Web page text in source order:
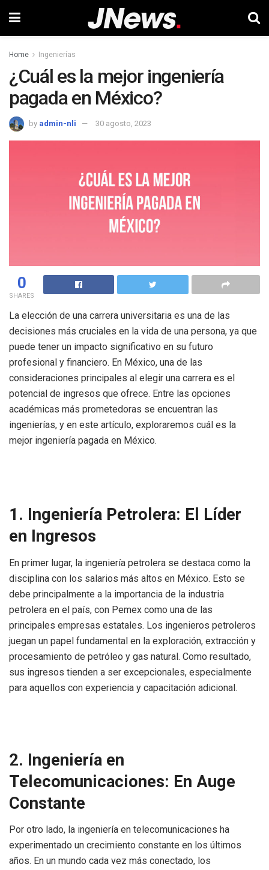
Home Ingenierías
¿Cuál es la mejor ingeniería
pagada en México?
by admin-nli 30 agosto, 2023
0
SHARES
La elección de una carrera universitaria es una de las
decisiones más cruciales en la vida de una persona, ya que
puede tener un impacto significativo en su futuro
profesional y financiero. En México, una de las
consideraciones principales al elegir una carrera es el
potencial de ingresos que ofrece. Entre las opciones
académicas más prometedoras se encuentran las
ingenierías, y en este artículo, exploraremos cuál es la
mejor ingeniería pagada en México.
1. Ingeniería Petrolera: El Líder
en Ingresos
En primer lugar, la ingeniería petrolera se destaca como la
disciplina con los salarios más altos en México. Esto se
debe principalmente a la importancia de la industria
petrolera en el país, con Pemex como una de las
principales empresas estatales. Los ingenieros petroleros
juegan un papel fundamental en la exploración, extracción y
procesamiento de petróleo y gas natural. Como resultado,
sus ingresos tienden a ser excepcionales, especialmente
para aquellos con experiencia y capacitación adicional.
2. Ingeniería en
Telecomunicaciones: En Auge
Constante
Por otro lado, la ingeniería en telecomunicaciones ha
experimentado un crecimiento constante en los últimos
años. En un mundo cada vez más conectado, los